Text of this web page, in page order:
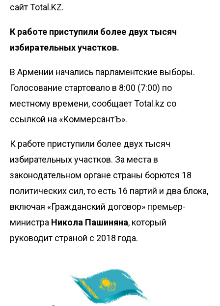
сайт Total.KZ.
К работе приступили более двух тысяч
избирательных участков.
В Армении начались парламентские выборы.
Голосование стартовало в 8:00 (7:00) по
местному времени, сообщает Total.kz со
ссылкой на «КоммерсантЪ».
К работе приступили более двух тысяч
избирательных участков. За места в
законодательном органе страны борются 18
политических сил, то есть 16 партий и два блока,
включая «Гражданский договор» премьер-
министра Никола Пашиняна, который
руководит страной с 2018 года.